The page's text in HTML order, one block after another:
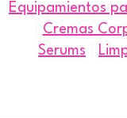
Equipamientos
Cremas
Serums